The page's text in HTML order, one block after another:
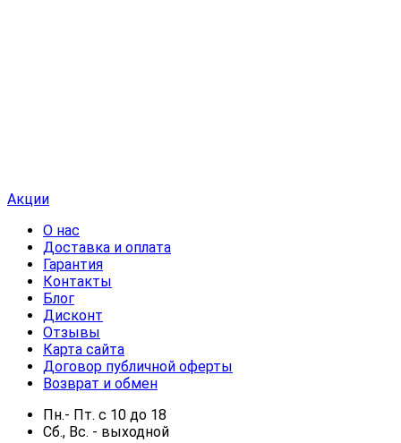
Акции
О нас
Доставка и оплата
Гарантия
Контакты
Блог
Дисконт
Отзывы
Карта сайта
Договор публичной оферты
Возврат и обмен
Пн.- Пт. с 10 до 18
Сб., Вс. - выходной